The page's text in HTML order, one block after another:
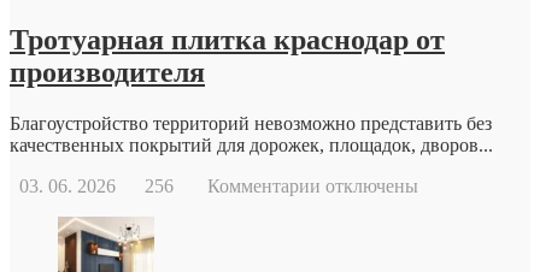
Тротуарная плитка краснодар от
производителя
Благоустройство территорий невозможно представить без
качественных покрытий для дорожек, площадок, дворов...
03. 06. 2026
256 Комментарии котключены